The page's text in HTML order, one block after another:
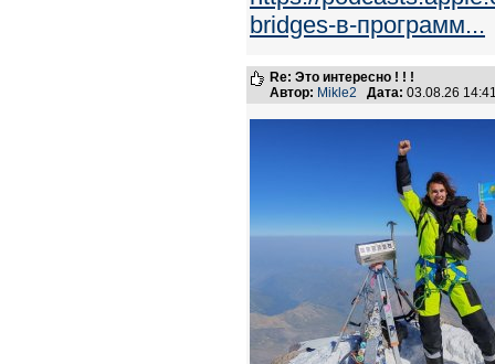
bridges-в-программ...
Re: Это интересно ! ! !
Автор: Mikle2 Дата: 03.08.26